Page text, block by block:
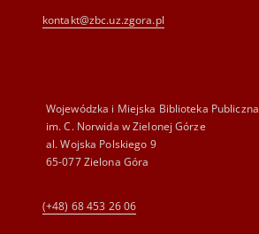
kontakt@zbc.uz.zgora.pl
Wojewódzka i Miejska Biblioteka Publiczna
im. C. Norwida w Zielonej Górze
al. Wojska Polskiego 9
65-077 Zielona Góra
(+48) 68 453 26 06